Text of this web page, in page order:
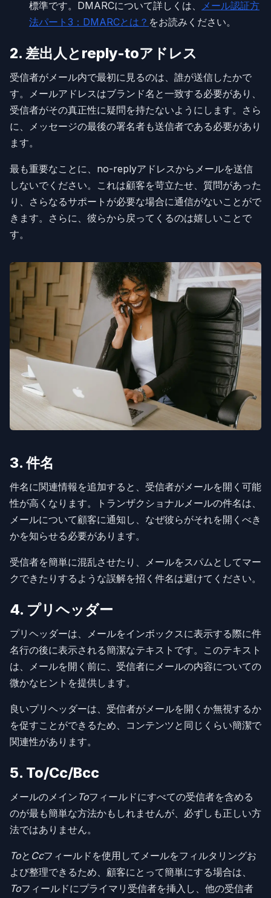
標準です。DMARCについて詳しくは、
メール認証方
法パート3：DMARCとは？ をお読みください。
2. 差出人とreply-toアドレス
受信者がメール内で最初に見るのは、誰が送信したかで
す。メールアドレスはブランド名と一致する必要があり、
受信者がその真正性に疑問を持たないようにします。さら
に、メッセージの最後の署名者も送信者である必要があり
ます。
最も重要なことに、no-replyアドレスからメールを送信
しないでください。これは顧客を苛立たせ、質問があった
り、さらなるサポートが必要な場合に通信がないことがで
きます。さらに、彼らから戻ってくるのは嬉しいことで
す。
3. 件名
件名に関連情報を追加すると、受信者がメールを開く可能
性が高くなります。トランザクショナルメールの件名は、
メールについて顧客に通知し、なぜ彼らがそれを開くべき
かを知らせる必要があります。
受信者を簡単に混乱させたり、メールをスパムとしてマー
クできたりするような誤解を招く件名は避けてください。
4. プリヘッダー
プリヘッダーは、メールをインボックスに表示する際に件
名行の後に表示される簡潔なテキストです。このテキスト
は、メールを開く前に、受信者にメールの内容についての
微かなヒントを提供します。
良いプリヘッダーは、受信者がメールを開くか無視するか
を促すことができるため、コンテンツと同じくらい簡潔で
関連性があります。
5. To/Cc/Bcc
メールのメイン Toフィールドにすべての受信者を含める
のが最も簡単な方法かもしれませんが、必ずしも正しい方
法ではありません。
Toと Ccフィールドを使用してメールをフィルタリングお
よび整理できるため、顧客にとって簡単にする場合は、
Toフィールドにプライマリ受信者を挿入し、他の受信者